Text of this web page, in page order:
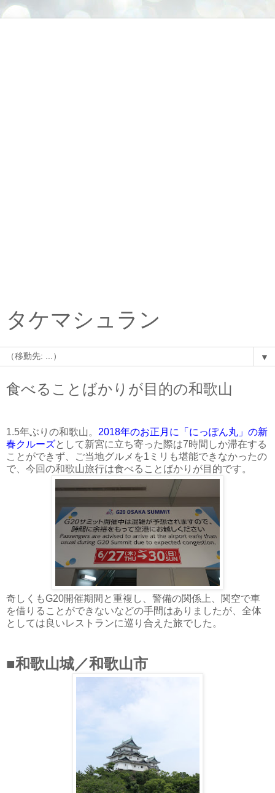
タケマシュラン
▼
食べることばかりが目的の和歌山
1.5年ぶりの和歌山。 2018年のお正月に「にっぽん丸」の新
春クルーズとして新宮に立ち寄った際は7時間しか滞在する
ことができず、ご当地グルメを1ミリも堪能できなかったの
で、今回の和歌山旅行は食べることばかりが目的です。
奇しくもG20開催期間と重複し、警備の関係上、関空で車
を借りることができないなどの手間はありましたが、全体
としては良いレストランに巡り合えた旅でした。
■和歌山城／和歌山市